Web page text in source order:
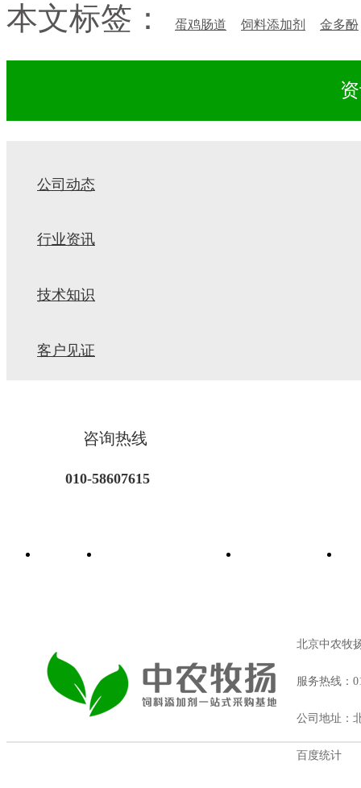
本文标签： 蛋鸡肠道 饲料添加剂 金多酚
公司动态
行业资讯
技术知识
客户见证
咨询热线
010-58607615
北京中农牧
服务热线：
公司地址：
百度统计